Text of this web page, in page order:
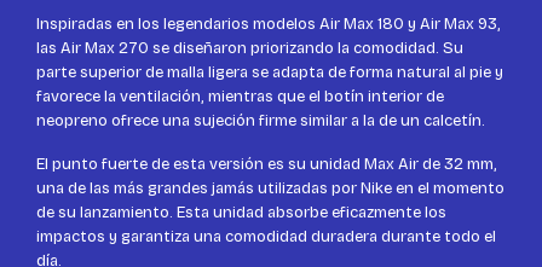
Inspiradas en los legendarios modelos Air Max 180 y Air Max 93,
las Air Max 270 se diseñaron priorizando la comodidad. Su
parte superior de malla ligera se adapta de forma natural al pie y
favorece la ventilación, mientras que el botín interior de
neopreno ofrece una sujeción firme similar a la de un calcetín.
El punto fuerte de esta versión es su unidad Max Air de 32 mm,
una de las más grandes jamás utilizadas por Nike en el momento
de su lanzamiento. Esta unidad absorbe eficazmente los
impactos y garantiza una comodidad duradera durante todo el
día.